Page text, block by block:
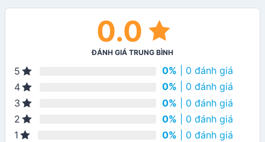
0.0
ĐÁNH GIÁ TRUNG BÌNH
5 0% | 0 đánh giá
4
0% | 0 đánh giá
3
0% | 0 đánh giá
2
0% | 0 đánh giá
1
0% | 0 đánh giá